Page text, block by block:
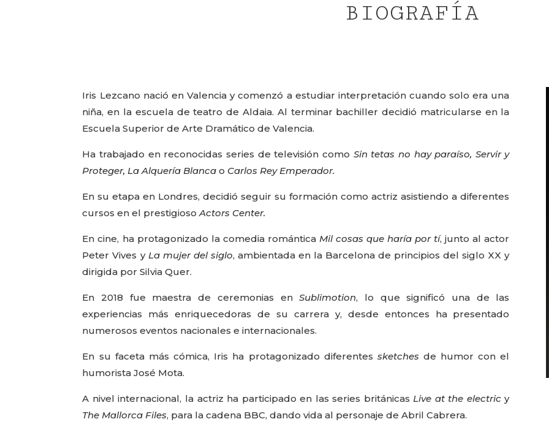
BIOGRAFÍA
Iris Lezcano nació en Valencia y comenzó a estudiar interpretación cuando solo era una
niña, en la escuela de teatro de Aldaia. Al terminar bachiller decidió matricularse en la
Escuela Superior de Arte Dramático de Valencia.
Ha trabajado en reconocidas series de televisión como Sin tetas no hay paraíso, Servir y
Proteger, La Alquería Blanca o Carlos Rey Emperador.
En su etapa en Londres, decidió seguir su formación como actriz asistiendo a diferentes
cursos en el prestigiosoActors Center.
En cine, ha protagonizado la comedia romántica Mil cosas que haría por tí, junto al actor
Peter Vives y La mujer del siglo, ambientada en la Barcelona de principios del siglo XX y
dirigida por Silvia Quer.
En 2018 fue maestra de ceremonias enSublimotion, lo que significó una de las
experiencias más enriquecedoras de su carrera y, desde entonces ha presentado
numerosos eventos nacionales e internacionales.
En su faceta más cómica, Iris ha protagonizado diferentes sketches de humor con el
humorista José Mota.
A nivel internacional, la actriz ha participado en las series británicas Live at the electricy
The Mallorca Files, para la cadena BBC, dando vida al personaje de Abril Cabrera.